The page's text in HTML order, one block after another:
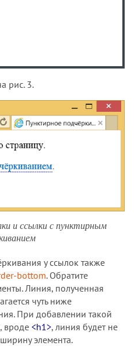
рис. 3.
и ссылки с пунктирным
у ссылок также
bottom. Обратите
Линия, полученная
чуть ниже
При добавлении такой
вроде <h1>, линия будет не
элемента.